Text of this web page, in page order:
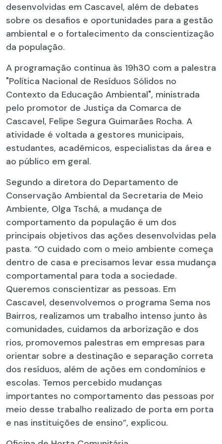
desenvolvidas em Cascavel, além de debates
sobre os desafios e oportunidades para a gestão
ambiental e o fortalecimento da conscientização
da população.
A programação continua às 19h30 com a palestra
"Política Nacional de Resíduos Sólidos no
Contexto da Educação Ambiental", ministrada
pelo promotor de Justiça da Comarca de
Cascavel, Felipe Segura Guimarães Rocha. A
atividade é voltada a gestores municipais,
estudantes, acadêmicos, especialistas da área e
ao público em geral.
Segundo a diretora do Departamento de
Conservação Ambiental da Secretaria de Meio
Ambiente, Olga Tschá, a mudança de
comportamento da população é um dos
principais objetivos das ações desenvolvidas pela
pasta. “O cuidado com o meio ambiente começa
dentro de casa e precisamos levar essa mudança
comportamental para toda a sociedade.
Queremos conscientizar as pessoas. Em
Cascavel, desenvolvemos o programa Sema nos
Bairros, realizamos um trabalho intenso junto às
comunidades, cuidamos da arborização e dos
rios, promovemos palestras em empresas para
orientar sobre a destinação e separação correta
dos resíduos, além de ações em condomínios e
escolas. Temos percebido mudanças
importantes no comportamento das pessoas por
meio desse trabalho realizado de porta em porta
e nas instituições de ensino”, explicou.